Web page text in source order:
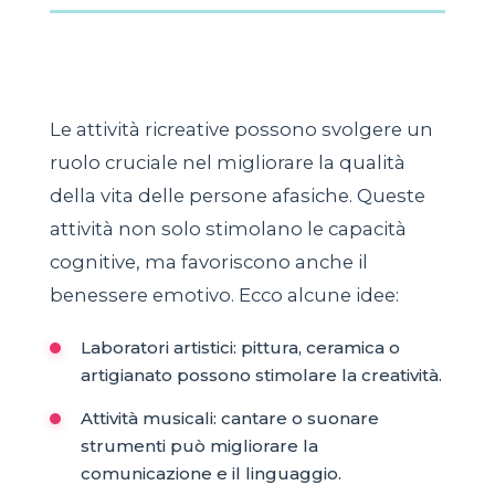
Le attività ricreative possono svolgere un
ruolo cruciale nel migliorare la qualità
della vita delle persone afasiche. Queste
attività non solo stimolano le capacità
cognitive, ma favoriscono anche il
benessere emotivo. Ecco alcune idee:
Laboratori artistici: pittura, ceramica o
artigianato possono stimolare la creatività.
Attività musicali: cantare o suonare
strumenti può migliorare la
comunicazione e il linguaggio.